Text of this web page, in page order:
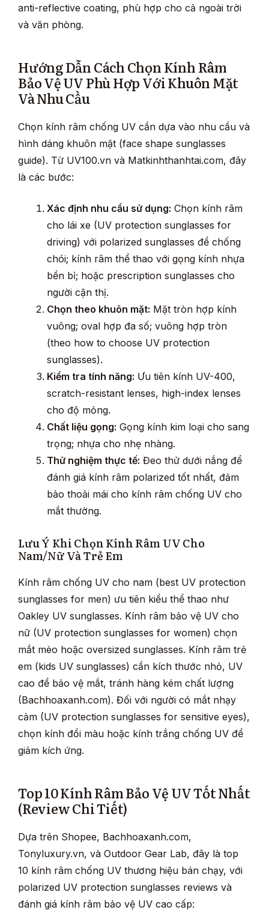
anti-reflective coating, phù hợp cho cả ngoài trời
và văn phòng.
Hướng Dẫn Cách Chọn Kính Râm
Bảo Vệ UV Phù Hợp Với Khuôn Mặt
Và Nhu Cầu
Chọn kính râm chống UV cần dựa vào nhu cầu và
hình dáng khuôn mặt (face shape sunglasses
guide). Từ UV100.vn và Matkinhthanhtai.com, đây
là các bước:
Xác định nhu cầu sử dụng: Chọn kính râm
cho lái xe (UV protection sunglasses for
driving) với polarized sunglasses để chống
chói; kính râm thể thao với gọng kính nhựa
bền bỉ; hoặc prescription sunglasses cho
người cận thị.
Chọn theo khuôn mặt: Mặt tròn hợp kính
vuông; oval hợp đa số; vuông hợp tròn
(theo how to choose UV protection
sunglasses).
Kiểm tra tính năng: Ưu tiên kính UV-400,
scratch-resistant lenses, high-index lenses
cho độ mỏng.
Chất liệu gọng: Gọng kính kim loại cho sang
trọng; nhựa cho nhẹ nhàng.
Thử nghiệm thực tế: Đeo thử dưới nắng để
đánh giá kính râm polarized tốt nhất, đảm
bảo thoải mái cho kính râm chống UV cho
mắt thường.
Lưu Ý Khi Chọn Kính Râm UV Cho
Nam/Nữ Và Trẻ Em
Kính râm chống UV cho nam (best UV protection
sunglasses for men) ưu tiên kiểu thể thao như
Oakley UV sunglasses. Kính râm bảo vệ UV cho
nữ (UV protection sunglasses for women) chọn
mắt mèo hoặc oversized sunglasses. Kính râm trẻ
em (kids UV sunglasses) cần kích thước nhỏ, UV
cao để bảo vệ mắt, tránh hàng kém chất lượng
(Bachhoaxanh.com). Đối với người có mắt nhạy
cảm (UV protection sunglasses for sensitive eyes),
chọn kính đổi màu hoặc kính trắng chống UV để
giảm kích ứng.
Top 10 Kính Râm Bảo Vệ UV Tốt Nhất
(Review Chi Tiết)
Dựa trên Shopee, Bachhoaxanh.com,
Tonyluxury.vn, và Outdoor Gear Lab, đây là top
10 kính râm chống UV thương hiệu bán chạy, với
polarized UV protection sunglasses reviews và
đánh giá kính râm bảo vệ UV cao cấp: